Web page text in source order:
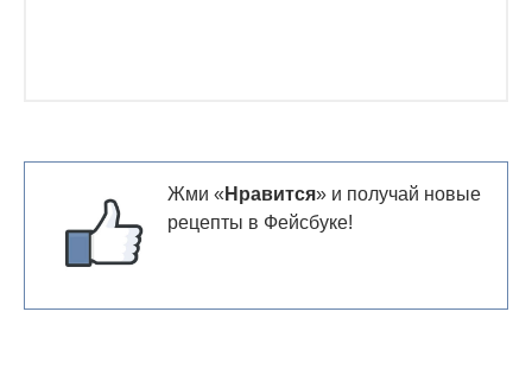
Жми « Нравится» и получай новые
рецепты в Фейсбуке!